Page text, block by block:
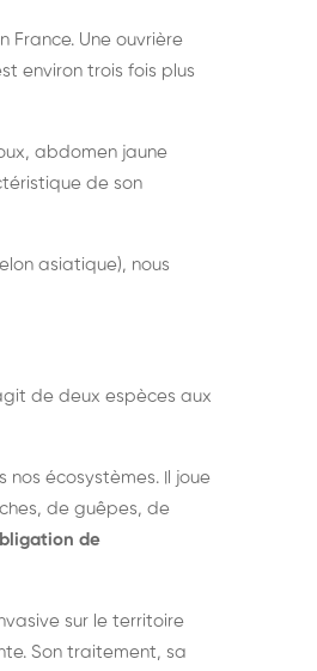
Une ouvrière
environ trois fois plus
abdomen jaune
de son
asiatique), nous
de deux espèces aux
nos écosystèmes. Il joue
de guêpes, de
de
sur le territoire
Son traitement, sa